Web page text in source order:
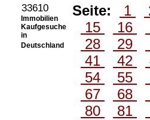
33610
Immobilien
Kaufgesuche
in
Deutschland
Seite: 1
15
16
28
29
41
42
54
55
67
68
80
81